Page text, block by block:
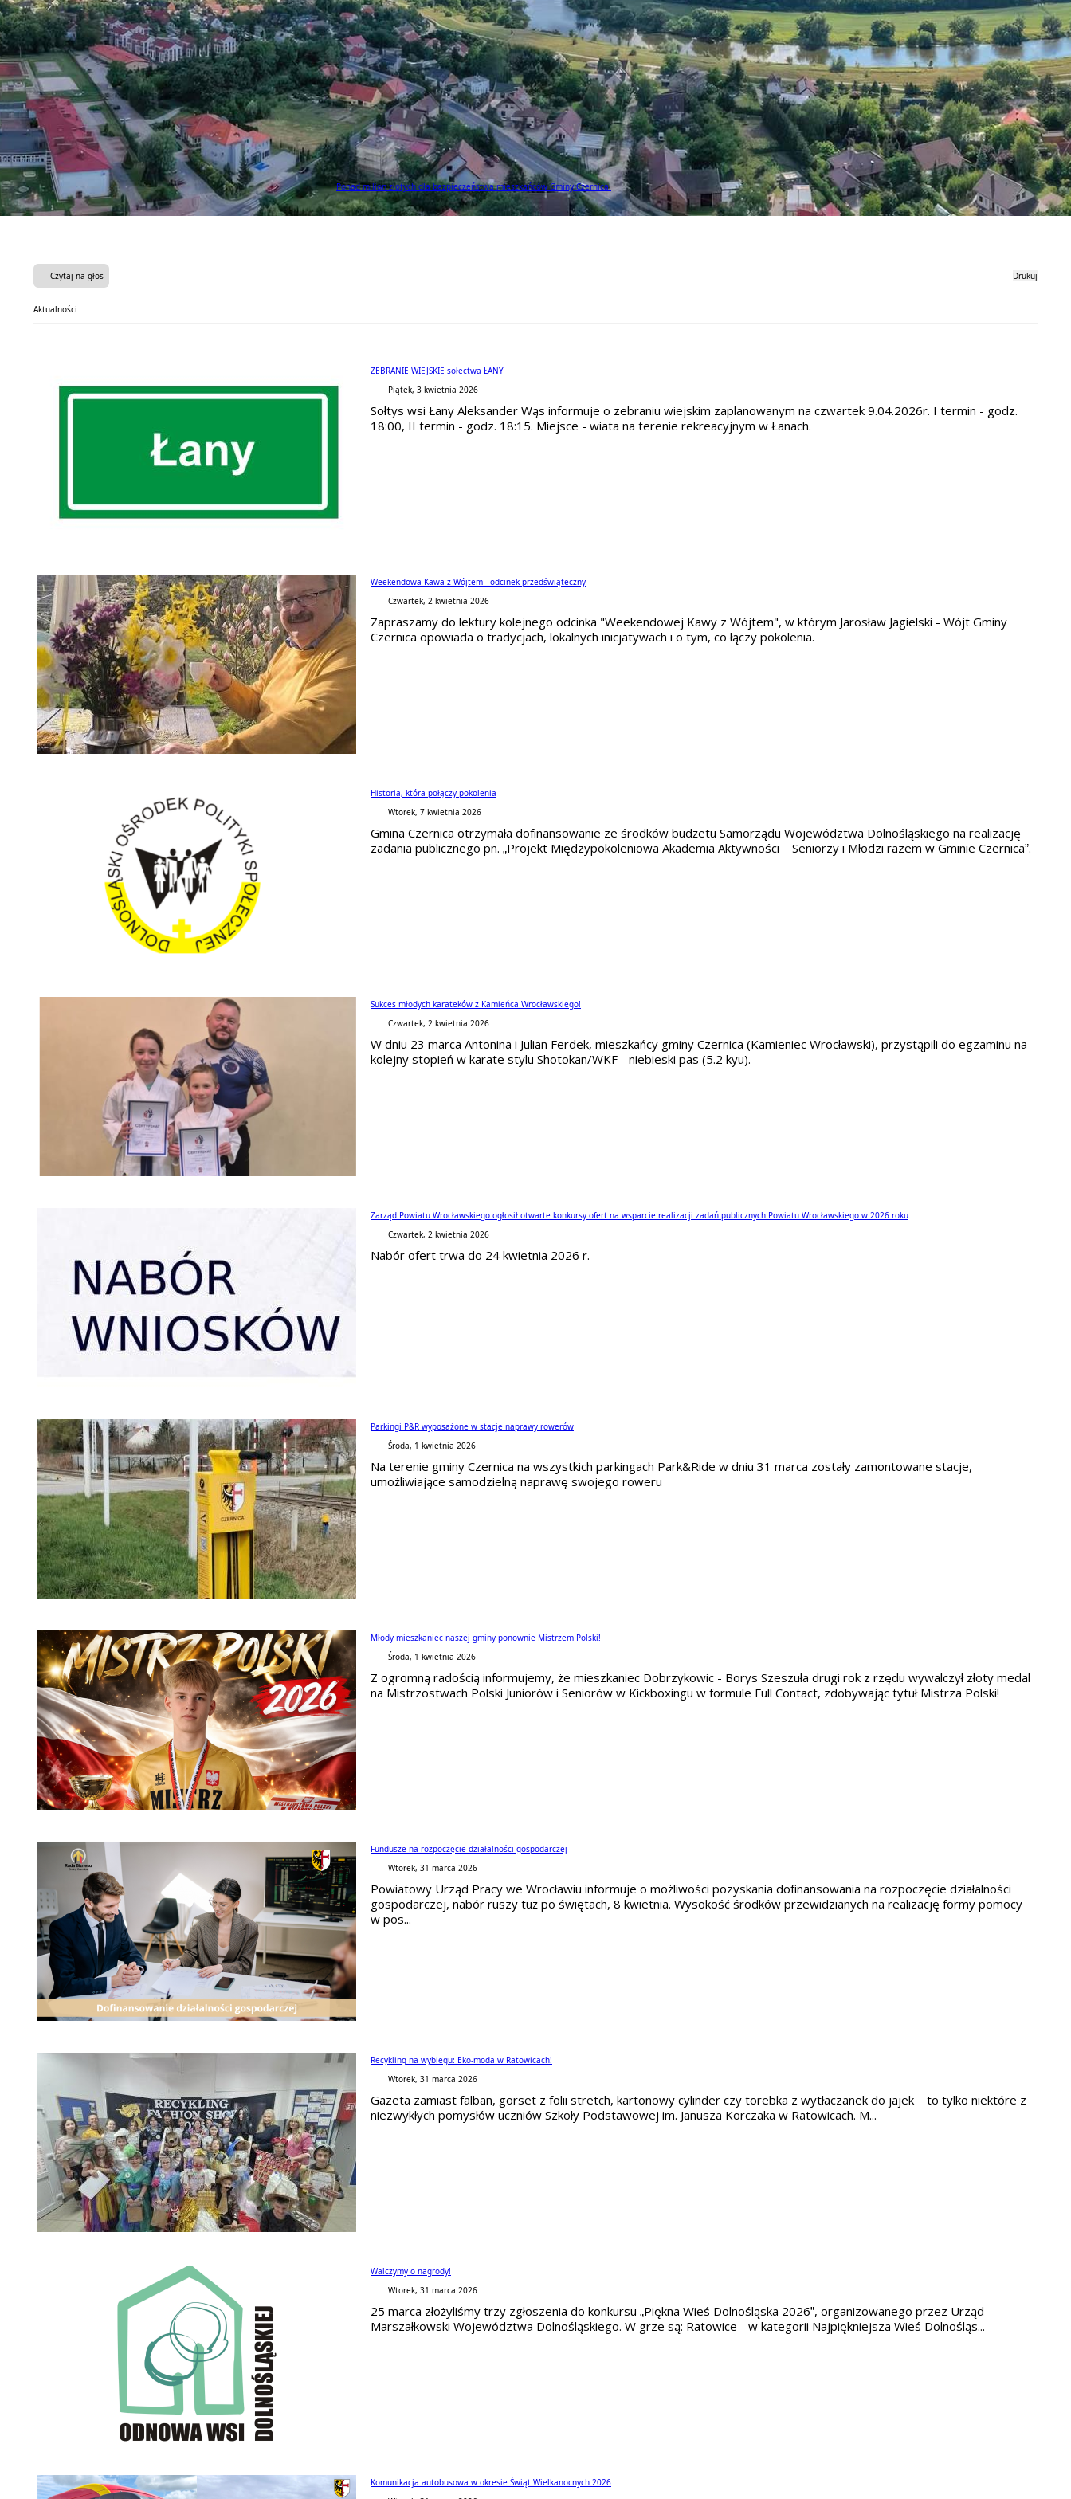
Ponad milion złotych dla bezpieczeństwa mieszkańców Gminy Czernica!
Czytaj na głos Drukuj
Aktualności
ZEBRANIE WIEJSKIE sołectwa ŁANY
Piątek, 3 kwietnia 2026
Sołtys wsi Łany Aleksander Wąs informuje o zebraniu wiejskim zaplanowanym na czwartek 9.04.2026r. I termin - godz.
18:00, II termin - godz. 18:15. Miejsce - wiata na terenie rekreacyjnym w Łanach.
Weekendowa Kawa z Wójtem - odcinek przedświąteczny
Czwartek, 2 kwietnia 2026
Zapraszamy do lektury kolejnego odcinka "Weekendowej Kawy z Wójtem", w którym Jarosław Jagielski - Wójt Gminy
Czernica opowiada o tradycjach, lokalnych inicjatywach i o tym, co łączy pokolenia.
Historia, która połączy pokolenia
Wtorek, 7 kwietnia 2026
Gmina Czernica otrzymała dofinansowanie ze środków budżetu Samorządu Województwa Dolnośląskiego na realizację
zadania publicznego pn. „Projekt Międzypokoleniowa Akademia Aktywności – Seniorzy i Młodzi razem w Gminie Czernica”.
Sukces młodych karateków z Kamieńca Wrocławskiego!
Czwartek, 2 kwietnia 2026
W dniu 23 marca Antonina i Julian Ferdek, mieszkańcy gminy Czernica (Kamieniec Wrocławski), przystąpili do egzaminu na
kolejny stopień w karate stylu Shotokan/WKF - niebieski pas (5.2 kyu).
Zarząd Powiatu Wrocławskiego ogłosił otwarte konkursy ofert na wsparcie realizacji zadań publicznych Powiatu Wrocławskiego w 2026 roku
Czwartek, 2 kwietnia 2026
Nabór ofert trwa do 24 kwietnia 2026 r.
Parkingi P&R wyposażone w stacje naprawy rowerów
Środa, 1 kwietnia 2026
Na terenie gminy Czernica na wszystkich parkingach Park&Ride w dniu 31 marca zostały zamontowane stacje,
umożliwiające samodzielną naprawę swojego roweru
Młody mieszkaniec naszej gminy ponownie Mistrzem Polski!
Środa, 1 kwietnia 2026
Z ogromną radością informujemy, że mieszkaniec Dobrzykowic - Borys Szeszuła drugi rok z rzędu wywalczył złoty medal
na Mistrzostwach Polski Juniorów i Seniorów w Kickboxingu w formule Full Contact, zdobywając tytuł Mistrza Polski!
Fundusze na rozpoczęcie działalności gospodarczej
Wtorek, 31 marca 2026
Powiatowy Urząd Pracy we Wrocławiu informuje o możliwości pozyskania dofinansowania na rozpoczęcie działalności
gospodarczej, nabór ruszy tuż po świętach, 8 kwietnia. Wysokość środków przewidzianych na realizację formy pomocy
w pos...
Recykling na wybiegu: Eko-moda w Ratowicach!
Wtorek, 31 marca 2026
Gazeta zamiast falban, gorset z folii stretch, kartonowy cylinder czy torebka z wytłaczanek do jajek – to tylko niektóre z
niezwykłych pomysłów uczniów Szkoły Podstawowej im. Janusza Korczaka w Ratowicach. M...
Walczymy o nagrody!
Wtorek, 31 marca 2026
25 marca złożyliśmy trzy zgłoszenia do konkursu „Piękna Wieś Dolnośląska 2026”, organizowanego przez Urząd
Marszałkowski Województwa Dolnośląskiego. W grze są: Ratowice - w kategorii Najpiękniejsza Wieś Dolnośląs...
Komunikacja autobusowa w okresie Świąt Wielkanocnych 2026